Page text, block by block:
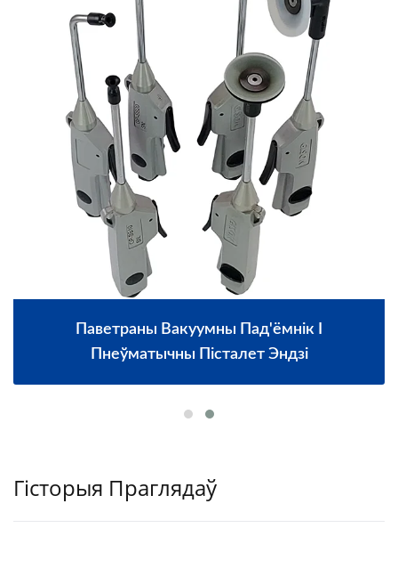
Паветраны Вакуумны Пад'ёмнік І
Пнеўматычны Пісталет Эндзі
Гісторыя Праглядаў